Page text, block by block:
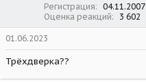
Регистрация 04.11.2007
Оценка реакций
3 602
01.06.2023
Трёхдверка??